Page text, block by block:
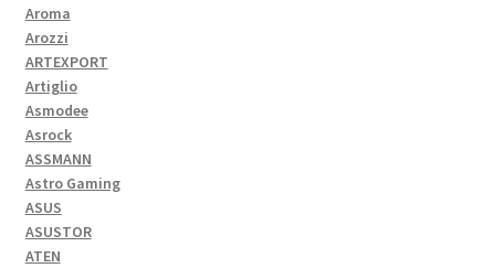
Aroma
Arozzi
ARTEXPORT
Artiglio
Asmodee
Asrock
ASSMANN
Astro Gaming
ASUS
ASUSTOR
ATEN